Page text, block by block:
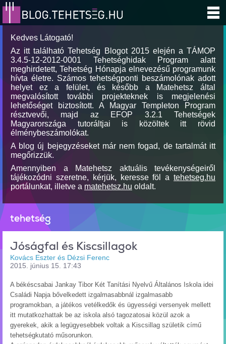
Kedves Látogató!
Az itt található Tehetség Blogot 2015 elején a TÁMOP
3.4.5-12-2012-0001 Tehetséghidak Program alatt
meghirdetett, Tehetség Hónapja elnevezésű programunk
hívta életre. Számos tehetségponti beszámolónak adott
helyet ez a felület, és később a Matehetsz által
megvalósított további projekteknek is megjelenési
lehetőséget biztosított. A Magyar Templeton Program
résztvevői, majd az EFOP 3.2.1 Tehetségek
Magyarországa tutoráltjai is közöltek itt rövid
élménybeszámolókat.
A blog új bejegyzéseket már nem fogad, de tartalmát itt
megőrizzük.
Amennyiben a Matehetsz aktuális tevékenységeiről
tájékozódni szeretne, kérjük, keresse föl a tehetseg.hu
portálunkat, illetve a matehetsz.hu oldalt.
tehetség
Jóságfal és Kiscsillagok
Kovács Eszter és Dézsi Ferenc
2015. június 15. 17:43
A békéscsabai Jankay Tibor Két Tanítási Nyelvű Általános Iskola idei
Családi Napja bővelkedett izgalmasabbnál izgalmasabb
programokban, a játékos vetélkedők és ügyességi versenyek mellett
itt mutatkozhattak be az iskola alsó tagozatosai közül azok a
gyerekek, akik a legügyesebbek voltak a Kiscsillag születik című
tehetségkutató műsorunkon.